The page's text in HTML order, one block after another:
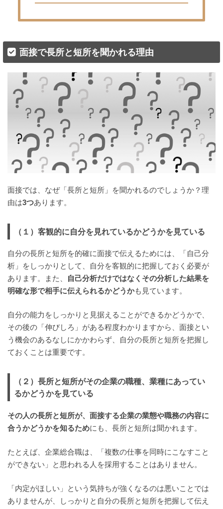
面接で長所と短所を聞かれる理由
面接では、なぜ「長所と短所」を聞かれるのでしょうか？理
由は3つあります。
（１）客観的に自分を見れているかどうかを見ている
自分の長所と短所を的確に面接で伝えるためには、「自己分
析」をしっかりとして、自分を客観的に把握しておく必要が
あります。また、
自己分析だけではなくその分析した結果を
明確な形で相手に伝えられるかどうかも見ています。
自分の能力をしっかりと見据えることができるかどうかで、
その後の「伸びしろ」がある程度わかりますから、面接とい
う機会のあるなしにかかわらず、自分の長所と短所を把握し
ておくことは重要です。
（２）長所と短所がその企業の職種、業種にあってい
るかどうかを見ている
その人の長所と短所が、面接する企業の業態や職務の内容に
合うかどうかを知るためにも、長所と短所は聞かれます。
たとえば、企業総合職は、「複数の仕事を同時にこなすこと
ができない」と思われる人を採用することはありません。
「内定がほしい」という気持ちが強くなるのは悪いことでは
ありませんが、しっかりと自分の長所と短所を把握して伝え